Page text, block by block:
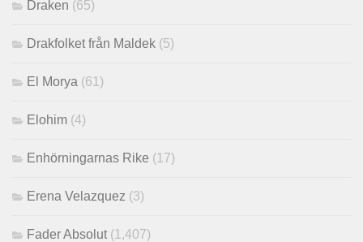
Draken (65)
Drakfolket från Maldek (5)
El Morya (61)
Elohim (4)
Enhörningarnas Rike (17)
Erena Velazquez (3)
Fader Absolut (1,407)